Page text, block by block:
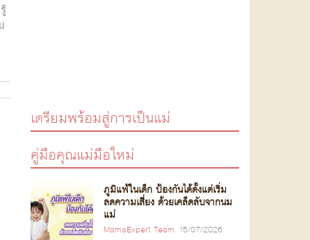
เตรียมพร้อมสู่การเป็นแม่
คู่มือคุณแม่มือใหม่
ภูมิแพ้ในเด็ก ป้องกันได้ตั้งแต่เริ่ม
ลดความเสี่ยง ด้วยเคล็ดลับจากนม
แม่
MamaExpert Team 15/07/2026